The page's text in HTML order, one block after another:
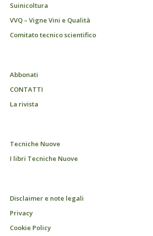
Suinicoltura
VVQ – Vigne Vini e Qualità
Comitato tecnico scientifico
Abbonati
CONTATTI
La rivista
Tecniche Nuove
I libri Tecniche Nuove
Disclaimer e note legali
Privacy
Cookie Policy